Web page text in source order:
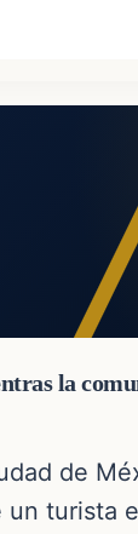
la
de
turista